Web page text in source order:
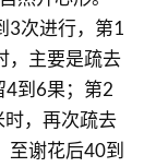
3次进行，第1
，主要是疏去
4到6果；第2
，再次疏去
至谢花后40到